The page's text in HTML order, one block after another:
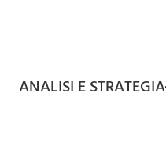
ANALISI E STRATEGIA